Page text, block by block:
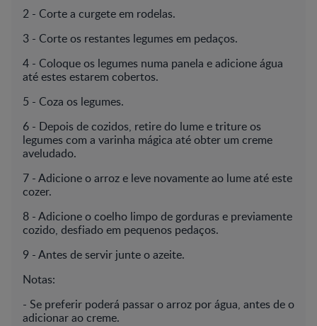
2 -­ Corte a curgete em rodelas.
3 -­ Corte os restantes legumes em pedaços.
4 -­ Coloque os legumes numa panela e adicione água
até estes estarem cobertos.
5 -­ Coza os legumes.
6 -­ Depois de cozidos, retire do lume e triture os
legumes com a varinha mágica até obter um creme
aveludado.
7 -­ Adicione o arroz e leve novamente ao lume até este
cozer.
8 -­ Adicione o coelho limpo de gorduras e previamente
cozido, desfiado em pequenos pedaços.
9 -­ Antes de servir junte o azeite.
Notas:
-­ Se preferir poderá passar o arroz por água, antes de o
adicionar ao creme.